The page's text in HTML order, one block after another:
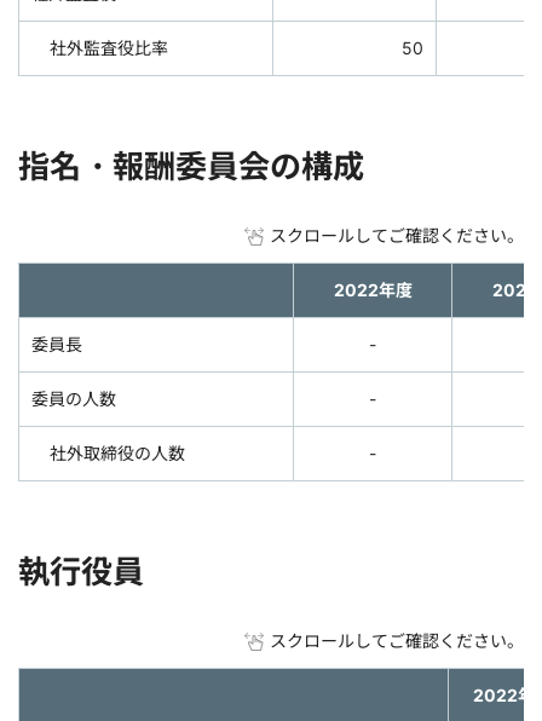
社外監査役比率 50
指名・報酬委員会の構成
スクロールしてご確認ください。
2022年度 2023
委員長 -
委員の人数 -
社外取締役の人数 -
執行役員
スクロールしてご確認ください。
2022年